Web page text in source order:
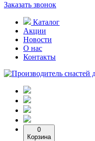
Заказать звонок
Каталог
Акции
Новости
О нас
Контакты
0
Корзина